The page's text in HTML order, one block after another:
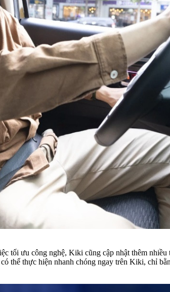
tối ưu công nghệ, Kiki cũng cập nhật thêm
thể thực hiện nhanh chóng ngay trên Kiki, chỉ